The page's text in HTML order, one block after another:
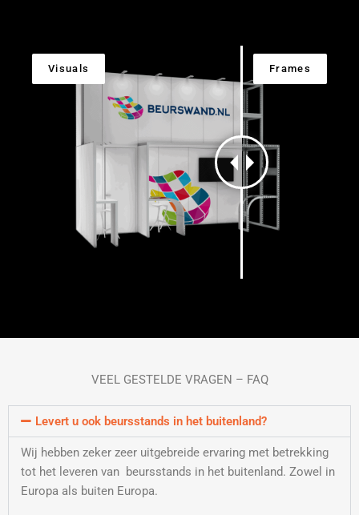
VEEL GESTELDE VRAGEN – FAQ
Levert u ook beursstands in het buitenland?
Wij hebben zeker zeer uitgebreide ervaring met betrekking
tot het leveren van beursstands in het buitenland. Zowel in
Europa als buiten Europa.